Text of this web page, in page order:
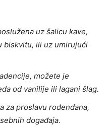
uz šalicu kave,
biskvitu, ili uz umirujući
možete je
od vanilije ili lagani šlag.
za proslavu rođendana,
događaja.